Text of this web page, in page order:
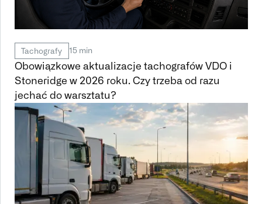
Tachografy 15 min
Obowiązkowe aktualizacje tachografów VDO i
Stoneridge w 2026 roku. Czy trzeba od razu
jechać do warsztatu?